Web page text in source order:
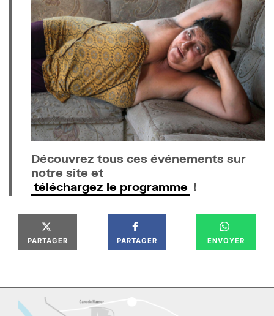
Découvrez tous ces événements sur
notre site et
téléchargez le programme !
PARTAGER PARTAGER ENVOYER